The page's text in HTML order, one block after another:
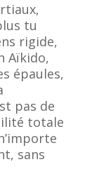
tu
rigide,
Aïkido,
épaules,
pas de
totale
sans